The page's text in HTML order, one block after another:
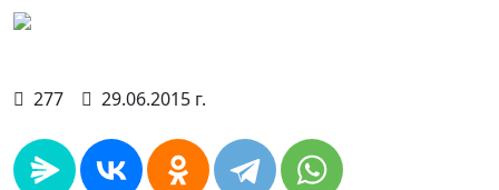
277 29.06.2015 г.